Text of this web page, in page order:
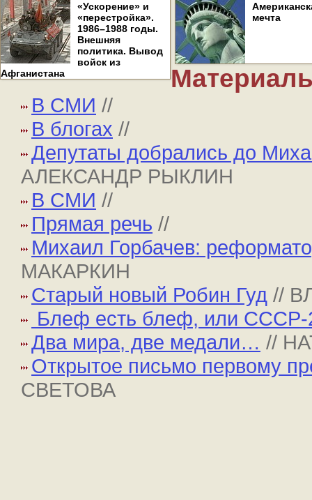
«Ускорение» и
«перестройка».
1986–1988 годы.
Внешняя
политика. Вывод
войск из
Афганистана
мечта
В СМИ //
В блогах //
Депутаты добрались до
АЛЕКСАНДР РЫКЛИН
В СМИ //
Прямая речь //
Михаил Горбачев:
МАКАРКИН
Старый новый Робин Гуд //
Блеф есть блеф, или СССР-
Два мира, две медали… //
Открытое письмо первому
СВЕТОВА